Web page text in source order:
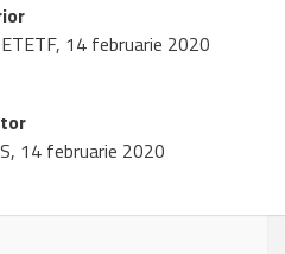
14 februarie 2020
14 februarie 2020